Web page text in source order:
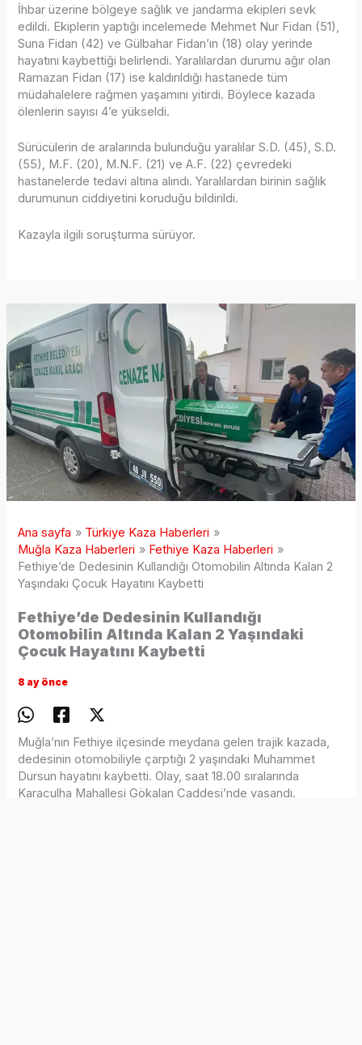
İhbar üzerine bölgeye sağlık ve jandarma ekipleri sevk
edildi. Ekiplerin yaptığı incelemede Mehmet Nur Fidan (51),
Suna Fidan (42) ve Gülbahar Fidan’ın (18) olay yerinde
hayatını kaybettiği belirlendi. Yaralılardan durumu ağır olan
Ramazan Fidan (17) ise kaldırıldığı hastanede tüm
müdahalelere rağmen yaşamını yitirdi. Böylece kazada
ölenlerin sayısı 4’e yükseldi.
Sürücülerin de aralarında bulunduğu yaralılar S.D. (45), S.D.
(55), M.F. (20), M.N.F. (21) ve A.F. (22) çevredeki
hastanelerde tedavi altına alındı. Yaralılardan birinin sağlık
durumunun ciddiyetini koruduğu bildirildi.
Kazayla ilgili soruşturma sürüyor.
Ana sayfa
Türkiye Kaza Haberleri
Muğla Kaza Haberleri
Fethiye Kaza Haberleri
Fethiye’de Dedesinin Kullandığı Otomobilin Altında Kalan 2
Yaşındaki Çocuk Hayatını Kaybetti
Fethiye’de Dedesinin Kullandığı
Otomobilin Altında Kalan 2 Yaşındaki
Çocuk Hayatını Kaybetti
8 ay önce
Muğla’nın Fethiye ilçesinde meydana gelen trajik kazada,
dedesinin otomobiliyle çarptığı 2 yaşındaki Muhammet
Dursun hayatını kaybetti. Olay, saat 18.00 sıralarında
Karaçulha Mahallesi Gökalan Caddesi’nde yaşandı.